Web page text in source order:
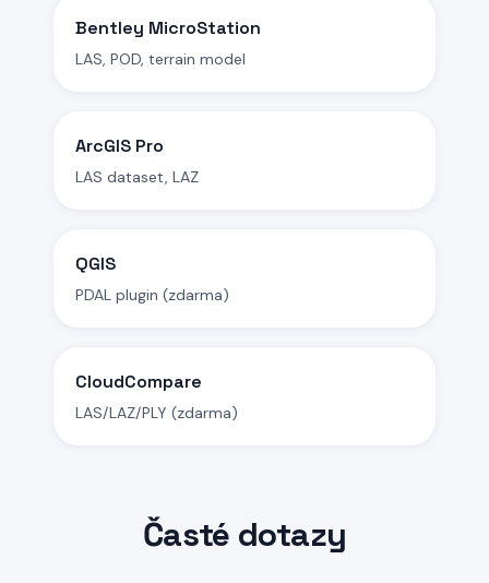
Bentley MicroStation
LAS, POD, terrain model
ArcGIS Pro
LAS dataset, LAZ
QGIS
PDAL plugin (zdarma)
CloudCompare
LAS/LAZ/PLY (zdarma)
Časté dotazy